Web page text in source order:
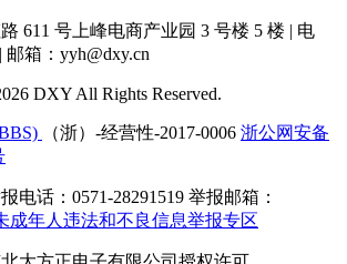
611 号上峰电商产业园 3 号楼 5 楼 | 电
| 邮箱：yyh@dxy.cn
DXY All Rights Reserved.
（浙）-经营性-2017-0006 浙公网安备
电话：0571-28291519 举报邮箱：
成年人违法和不良信息举报专区